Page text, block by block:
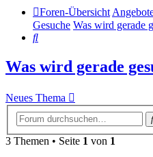
Foren-Übersicht
Gesuche Was wird gerade
Suche
Was wird gerade
Neues Thema
3 Themen • Seite 1 von 1